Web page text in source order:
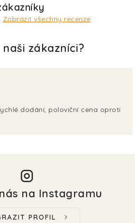
Zobrazit všechny recenze
dodání, poloviční cena oproti
na Instagramu
PROFIL